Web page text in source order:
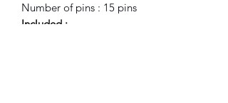
Number of pins : 15 pins
Included :